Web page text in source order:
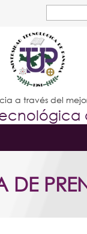
de
Estudiantes
Docentes
Administrativos
Graduados
a través del
Conoce la UTP
DE